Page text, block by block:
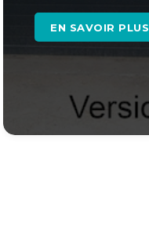
EN SAVOIR PLUS